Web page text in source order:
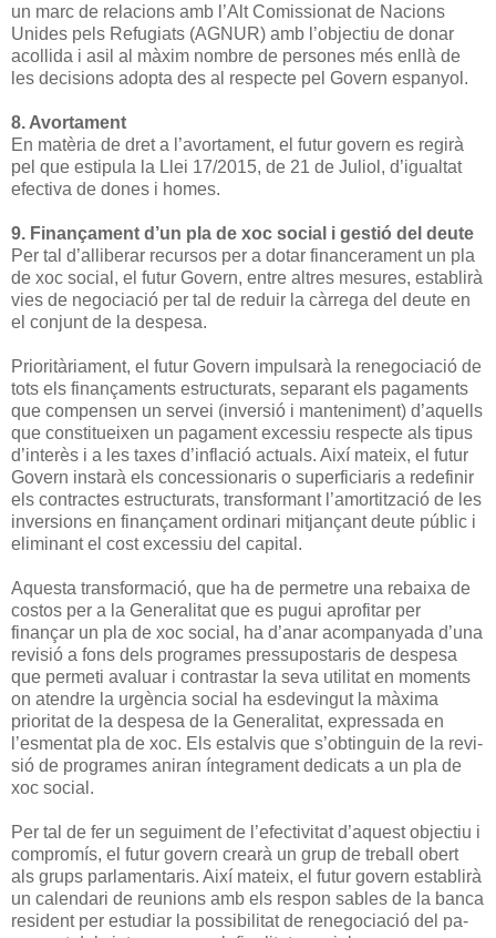
un marc de relacions amb l’Alt Comissionat de Nacions
Unides pels Refugiats (AGNUR) amb l’objectiu de donar
acollida i asil al màxim nombre de persones més enllà de
les decisions adopta­ des al respecte pel Govern espanyol.
8. Avortament
En matèria de dret a l’avortament, el futur govern es regirà
pel que estipula la Llei 17/2015, de 21 de Juliol, d’igualtat
efectiva de dones i homes.
9. Finançament d’un pla de xoc social i gestió del deute
Per tal d’alliberar recursos per a dotar financerament un pla
de xoc social, el futur Govern, entre altres mesures, establirà
vies de negociació per tal de re­duir la càrrega del deute en
el conjunt de la despesa.
Prioritàriament, el futur Govern impulsarà la renegociació de
tots els finança­ments estructurats, separant els pagaments
que compensen un servei (inversió i manteniment) d’aquells
que constitueixen un pagament excessiu respecte als tipus
d’interès i a les taxes d’inflació actuals. Així mateix, el futur
Govern insta­rà els concessionaris o superficiaris a redefinir
els contractes estructurats, transformant l’amortització de les
inversions en finançament ordinari mitjan­çant deute públic i
eliminant el cost excessiu del capital.
Aquesta transformació, que ha de permetre una rebaixa de
costos per a la Ge­neralitat que es pugui aprofitar per
finançar un pla de xoc social, ha d’anar acompanyada d’una
revisió a fons dels programes pressupostaris de despesa
que permeti avaluar i contrastar la seva utilitat en moments
on atendre la urgència social ha esdevingut la màxima
prioritat de la despesa de la Generali­tat, expressada en
l’esmentat pla de xoc. Els estalvis que s’obtinguin de la revi­
sió de programes aniran íntegrament dedicats a un pla de
xoc social.
Per tal de fer un seguiment de l’efectivitat d’aquest objectiu i
compromís, el futur govern crearà un grup de treball obert
als grups parlamentaris. Així mateix, el futur govern establirà
un calendari de reunions amb els respon­ sables de la banca
resident per estudiar la possibilitat de renegociació del pa­